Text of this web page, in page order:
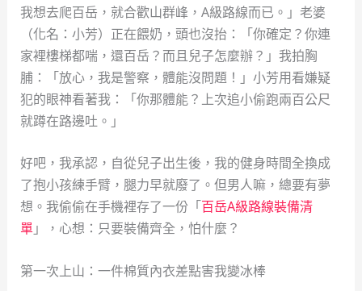
我想去爬百岳，就合歡山群峰，A級路線而已。」老婆
（化名：小芳）正在餵奶，頭也沒抬：「你確定？你連
家裡樓梯都喘，還百岳？而且兒子怎麼辦？」我拍胸
脯：「放心，我是警察，體能沒問題！」小芳用看嫌疑
犯的眼神看著我：「你那體能？上次追小偷跑兩百公尺
就蹲在路邊吐。」
好吧，我承認，自從兒子出生後，我的健身時間全換成
了抱小孩練手臂，腿力早就廢了。但男人嘛，總要有夢
想。我偷偷在手機裡存了一份「百岳A級路線裝備清
單」，心想：只要裝備齊全，怕什麼？
第一次上山：一件棉質內衣差點害我變冰棒